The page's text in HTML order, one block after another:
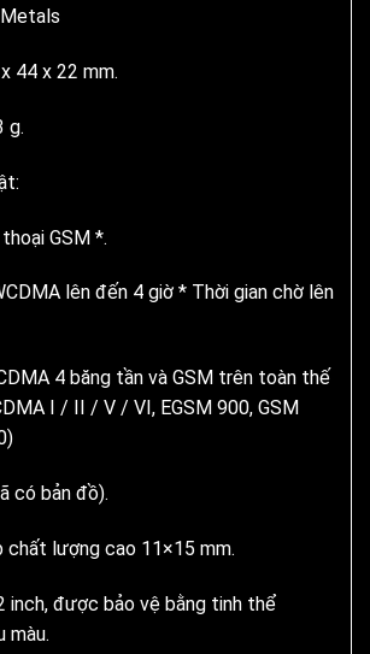
44 x 22 mm.
g.
GSM *.
lên đến 4 giờ * Thời gian chờ lên
4 băng tần và GSM trên toàn thế
I / II / V / VI, EGSM 900, GSM
có bản đồ).
chất lượng cao 11×15 mm.
inch, được bảo vệ bằng tinh thể
màu.